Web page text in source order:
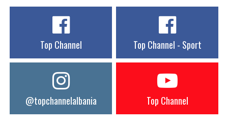
Top Channel Top Channel - Sport
@topchannelalbania Top Channel